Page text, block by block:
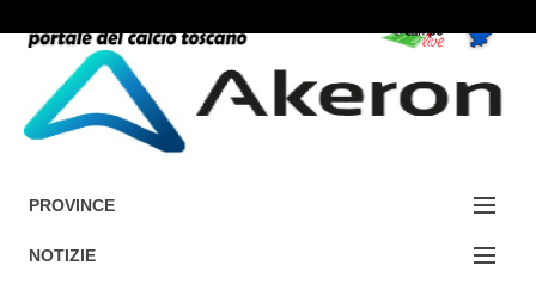
Accedi / Registrati
PROVINCE
EDIZIONE:
NOTIZIE